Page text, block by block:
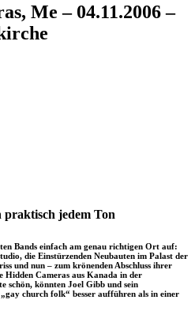
Me – 04.11.2006 –
praktisch jedem Ton
Bands einfach am genau richtigen Ort auf:
die Einstürzenden Neubauten im Palast der
und nun – zum krönenden Abschluss ihrer
Hidden Cameras aus Kanada in der
schön, könnten Joel Gibb und sein
church folk“ besser aufführen als in einer